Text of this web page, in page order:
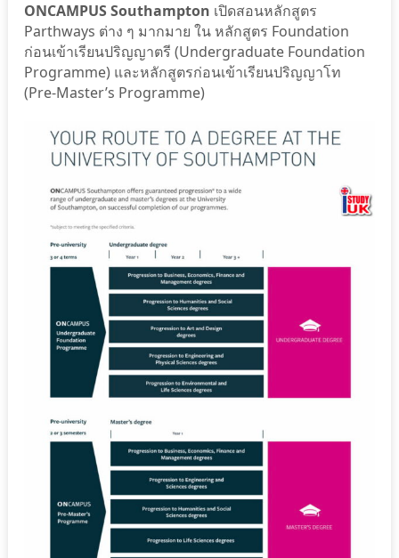
ONCAMPUS Southampton เปิดสอนหลักสูตร
Parthways ต่าง ๆ มากมาย ใน หลักสูตร Foundation
ก่อนเข้าเรียนปริญญาตรี (Undergraduate Foundation
Programme) และหลักสูตรก่อนเข้าเรียนปริญญาโท
(Pre-Master’s Programme)